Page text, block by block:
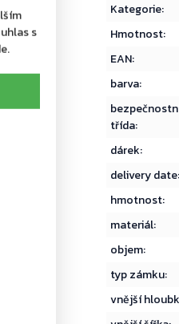
s
Kategorie:
Hmotnost:
EAN:
barva:
třída:
dárek:
delivery date:
hmotnost:
materiál:
objem:
typ zámku:
vnější